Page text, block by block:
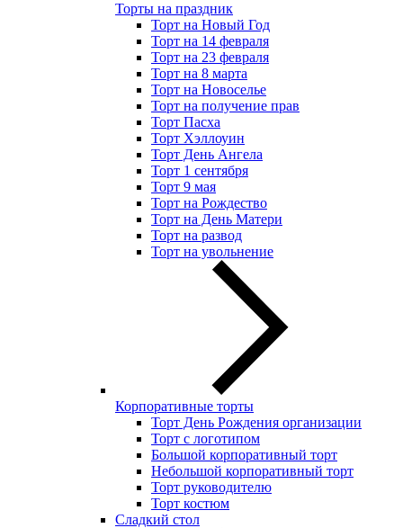
Торты на праздник
Торт на Новый Год
Торт на 14 февраля
Торт на 23 февраля
Торт на 8 марта
Торт на Новоселье
Торт на получение прав
Торт Пасха
Торт Хэллоуин
Торт День Ангела
Торт 1 сентября
Торт 9 мая
Торт на Рождество
Торт на День Матери
Торт на развод
Торт на увольнение
Корпоративные торты
Торт День Рождения организации
Торт с логотипом
Большой корпоративный торт
Небольшой корпоративный торт
Торт руководителю
Торт костюм
Сладкий стол